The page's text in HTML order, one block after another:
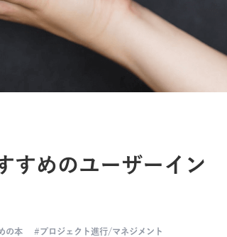
すめのユーザーイン
の本 プロジェクト進行/マネジメント